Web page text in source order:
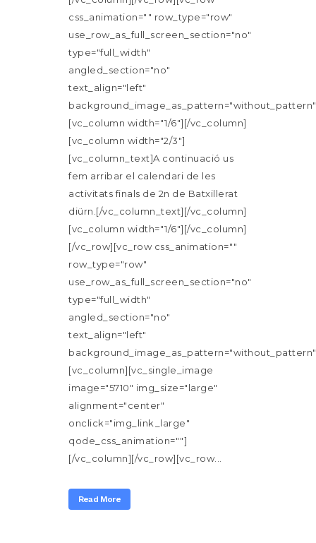
css_animation="" row_type="row"
use_row_as_full_screen_section="no"
type="full_width"
angled_section="no"
text_align="left"
[vc_column width="1/6"][/vc_column]
[vc_column width="2/3"]
[vc_column_text]A continuació us
fem arribar el calendari de les
activitats finals de 2n de Batxillerat
diürn.[/vc_column_text][/vc_column]
[vc_column width="1/6"][/vc_column]
[/vc_row][vc_row css_animation=""
row_type="row"
use_row_as_full_screen_section="no"
type="full_width"
angled_section="no"
text_align="left"
[vc_column][vc_single_image
image="5710" img_size="large"
alignment="center"
onclick="img_link_large"
qode_css_animation=""]
[/vc_column][/vc_row][vc_row...
Read More